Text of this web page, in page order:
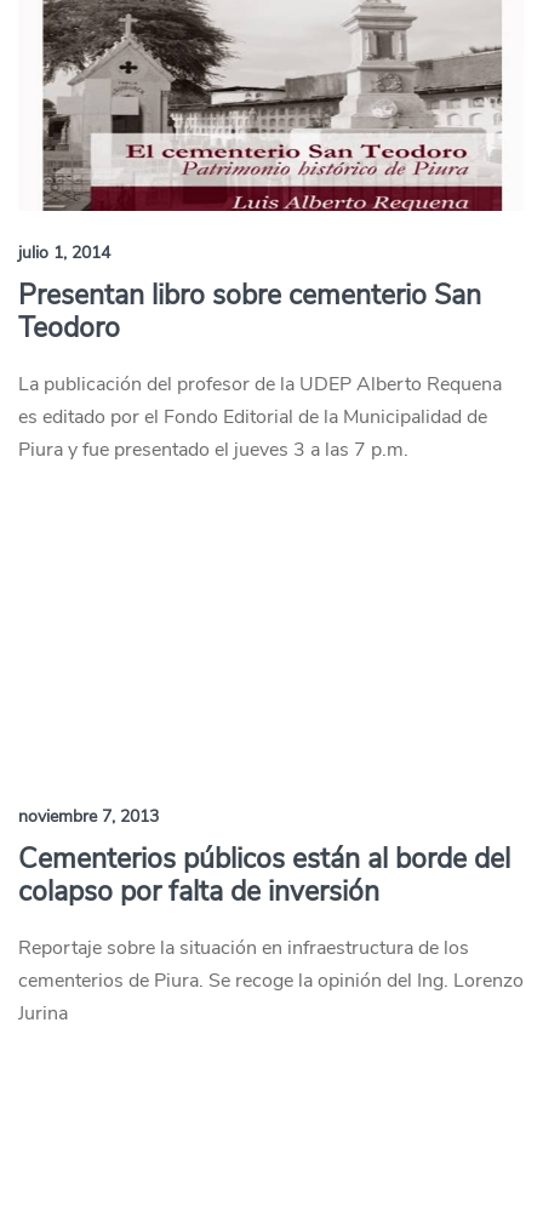
julio 1, 2014
Presentan libro sobre cementerio San
Teodoro
La publicación del profesor de la UDEP Alberto Requena
es editado por el Fondo Editorial de la Municipalidad de
Piura y fue presentado el jueves 3 a las 7 p.m.
noviembre 7, 2013
Cementerios públicos están al borde del
colapso por falta de inversión
Reportaje sobre la situación en infraestructura de los
cementerios de Piura. Se recoge la opinión del Ing. Lorenzo
Jurina